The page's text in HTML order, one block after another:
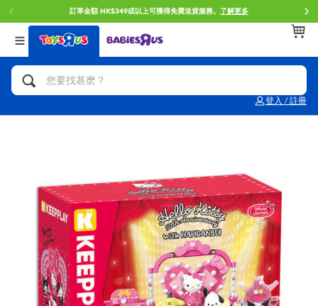
訂單金額 HK$349或以上可獲得免費送貨服務。 了解更多
登入 / 註冊
返回
分類目錄
人氣英雄,角色扮演,射擊玩具
玩具車,貨車,火車及遙控系列
手工藝,文具,蠟筆,泥膠,畫板
娃娃, 芭比,收藏公仔
返回
品牌
Brunch Brother 早午餐兄弟
Mini Brands
Play-Doh培樂多
Pokemon寶可夢
返回
年齢
0~2歳
8~11歳
12~14歳
14歳以上